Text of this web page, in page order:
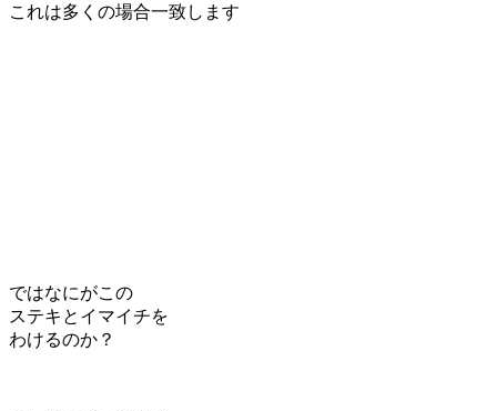
これは多くの場合一致します
ではなにがこの
ステキとイマイチを
わけるのか？